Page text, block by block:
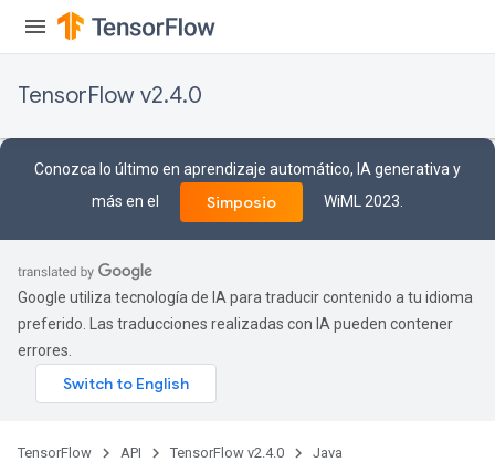
TensorFlow v2.4.0
Conozca lo último en aprendizaje automático, IA generativa y
más en el
Simposio WiML 2023.
Google utiliza tecnología de IA para traducir contenido a tu idioma
preferido. Las traducciones realizadas con IA pueden contener
errores.
TensorFlow API TensorFlow v2.4.0 Java